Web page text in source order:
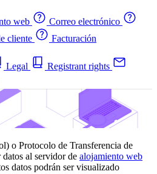
web
Correo electrónico
cliente
Facturación
Legal
Registrant rights
o Protocolo de Transferencia de
al servidor de alojamiento web
datos podrán ser visualizado